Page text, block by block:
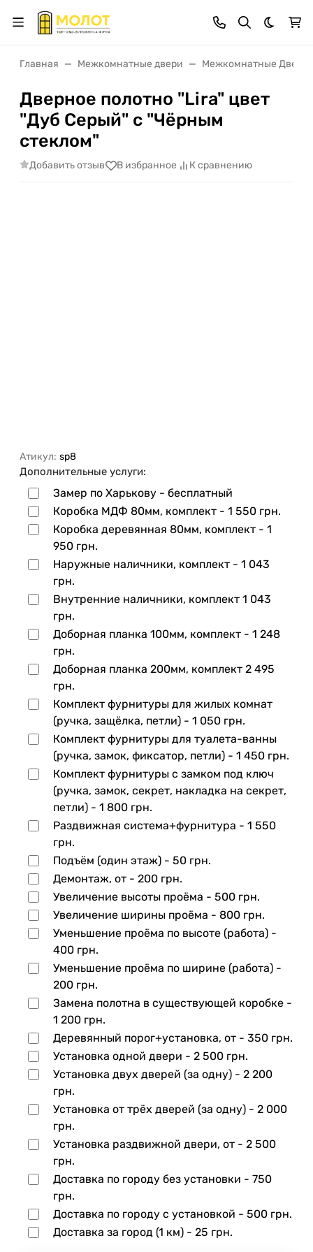
Темная
Главная Межкомнатные двери Межкомнатные Двери
Дверное полотно "Lira" цвет
"Дуб Серый" с "Чёрным
стеклом"
Добавить отзыв В избранное К сравнению
Атикул: sp8
Дополнительные услуги:
Замер по Харькову - бесплатный
Коробка МДФ 80мм, комплект - 1 550 грн.
Коробка деревянная 80мм, комплект - 1
950 грн.
Наружные наличники, комплект - 1 043
грн.
Внутренние наличники, комплект 1 043
грн.
Доборная планка 100мм, комплект - 1 248
грн.
Доборная планка 200мм, комплект 2 495
грн.
Комплект фурнитуры для жилых комнат
(ручка, защёлка, петли) - 1 050 грн.
Комплект фурнитуры для туалета-ванны
(ручка, замок, фиксатор, петли) - 1 450 грн.
Комплект фурнитуры с замком под ключ
(ручка, замок, секрет, накладка на секрет,
петли) - 1 800 грн.
Раздвижная система+фурнитура - 1 550
грн.
Подъём (один этаж) - 50 грн.
Демонтаж, от - 200 грн.
Увеличение высоты проёма - 500 грн.
Увеличение ширины проёма - 800 грн.
Уменьшение проёма по высоте (работа) -
400 грн.
Уменьшение проёма по ширине (работа) -
200 грн.
Замена полотна в существующей коробке -
1 200 грн.
Деревянный порог+установка, от - 350 грн.
Установка одной двери - 2 500 грн.
Установка двух дверей (за одну) - 2 200
грн.
Установка от трёх дверей (за одну) - 2 000
грн.
Установка раздвижной двери, от - 2 500
грн.
Доставка по городу без установки - 750
грн.
Доставка по городу с установкой - 500 грн.
Доставка за город (1 км) - 25 грн.